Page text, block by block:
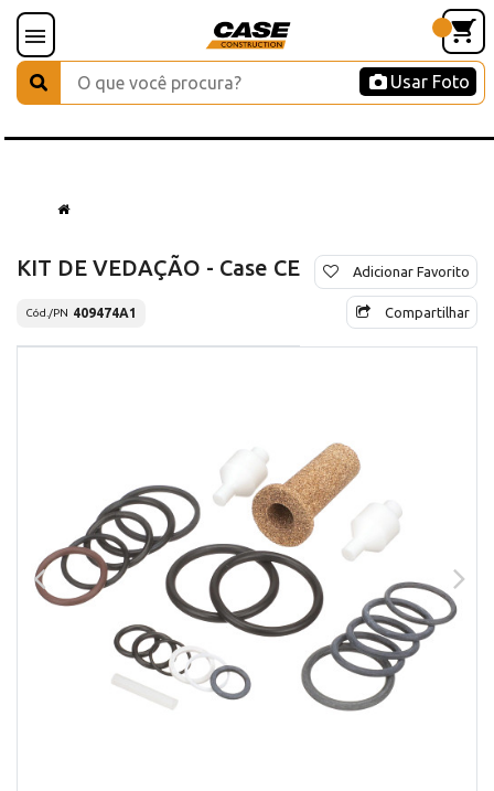
Usar Foto
KIT DE VEDAÇÃO - Case CE
Cód./PN 409474A1
Adicionar Favorito
Compartilhar